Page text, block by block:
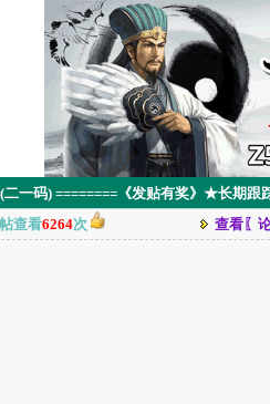
二一码) ========《发贴有奖》★长期跟
查看6264次 查看〖